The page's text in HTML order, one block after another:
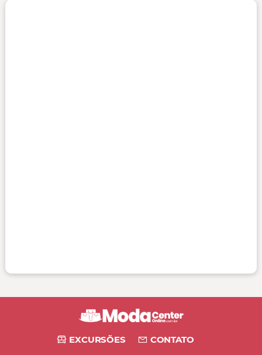
EXCURSÕES CONTATO